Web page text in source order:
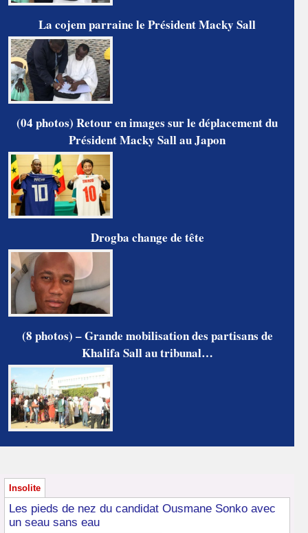
La cojem parraine le Président Macky Sall
(04 photos) Retour en images sur le déplacement du
Président Macky Sall au Japon
Drogba change de tête
(8 photos) – Grande mobilisation des partisans de
Khalifa Sall au tribunal…
Insolite
Les pieds de nez du candidat Ousmane Sonko avec
un seau sans eau